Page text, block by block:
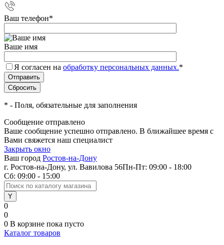
Ваш телефон*
Ваше имя
Я согласен на обработку персональных данных.*
* - Поля, обязательные для заполнения
Сообщение отправлено
Ваше сообщение успешно отправлено. В ближайшее время с
Вами свяжется наш специалист
Закрыть окно
Ваш город Ростов-на-Дону
г. Ростов-на-Дону, ул. Вавилова 56Пн-Пт: 09:00 - 18:00
Сб: 09:00 - 15:00
0
0
0 В корзине пока пусто
Каталог товаров